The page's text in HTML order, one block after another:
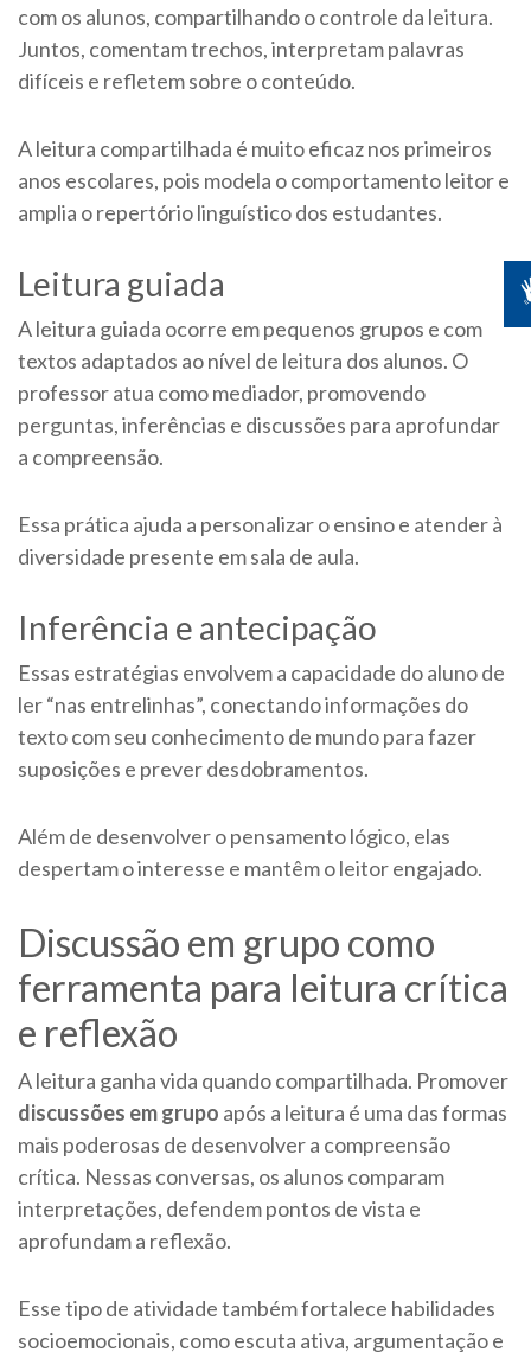
com os alunos, compartilhando o controle da leitura.
Juntos, comentam trechos, interpretam palavras
difíceis e refletem sobre o conteúdo.
A leitura compartilhada é muito eficaz nos primeiros
anos escolares, pois modela o comportamento leitor e
amplia o repertório linguístico dos estudantes.
Leitura guiada
A leitura guiada ocorre em pequenos grupos e com
textos adaptados ao nível de leitura dos alunos. O
professor atua como mediador, promovendo
perguntas, inferências e discussões para aprofundar
a compreensão.
Essa prática ajuda a personalizar o ensino e atender à
diversidade presente em sala de aula.
Inferência e antecipação
Essas estratégias envolvem a capacidade do aluno de
ler “nas entrelinhas”, conectando informações do
texto com seu conhecimento de mundo para fazer
suposições e prever desdobramentos.
Além de desenvolver o pensamento lógico, elas
despertam o interesse e mantêm o leitor engajado.
Discussão em grupo como
ferramenta para leitura crítica
e reflexão
A leitura ganha vida quando compartilhada. Promover
discussões em grupo após a leitura é uma das formas
mais poderosas de desenvolver a compreensão
crítica. Nessas conversas, os alunos comparam
interpretações, defendem pontos de vista e
aprofundam a reflexão.
Esse tipo de atividade também fortalece habilidades
socioemocionais, como escuta ativa, argumentação e